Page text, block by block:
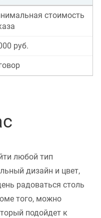
стоимость
руб.
любой тип
дизайн и цвет,
радоваться столь
того, можно
подойдет к